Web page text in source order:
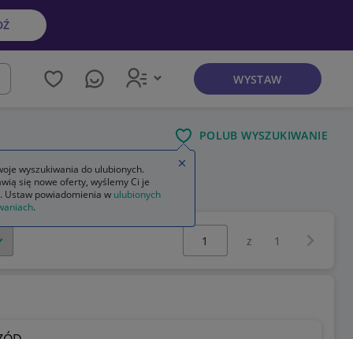
WYSTAW
POLUB WYSZUKIWANIE
Wybierz stronę:
z 1
wyszukiwania do ulubionych.
się nowe oferty, wyślemy Ci je
Ustaw powiadomienia w ulubionych
.
Zamknij wskazówkę